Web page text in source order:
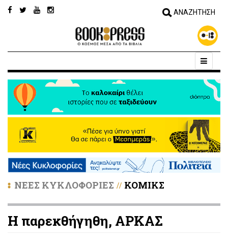
ΝΕΕΣ ΚΥΚΛΟΦΟΡΙΕΣ // ΚΟΜΙΚΣ
Η παρεκθήγηθη, ΑΡΚΑΣ